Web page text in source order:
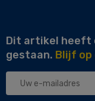
Dit artikel heeft
gestaan. Blijf op
Uw